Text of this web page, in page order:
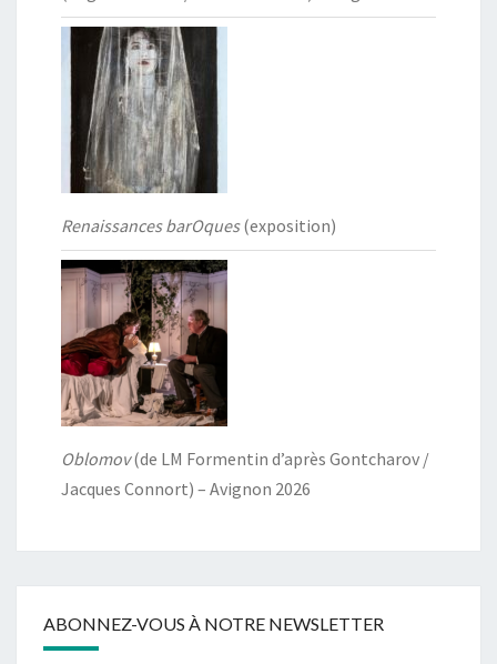
Renaissances barOques(exposition)
Oblomov(de LM Formentin d’après Gontcharov /
Jacques Connort) – Avignon 2026
ABONNEZ-VOUS À NOTRE NEWSLETTER